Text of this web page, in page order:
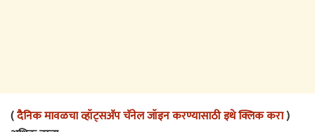
(दैनिक मावळचा व्हॉट्सअ‍ॅप चॅनेल जॉइन करण्यासाठी इथे क्लिक करा)